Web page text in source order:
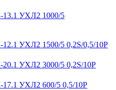
13.1 УХЛ2 1000/5
УХЛ2 1500/5 0,2S/0,5/10Р
УХЛ2 3000/5 0,2S/10Р
УХЛ2 600/5 0,5/10Р